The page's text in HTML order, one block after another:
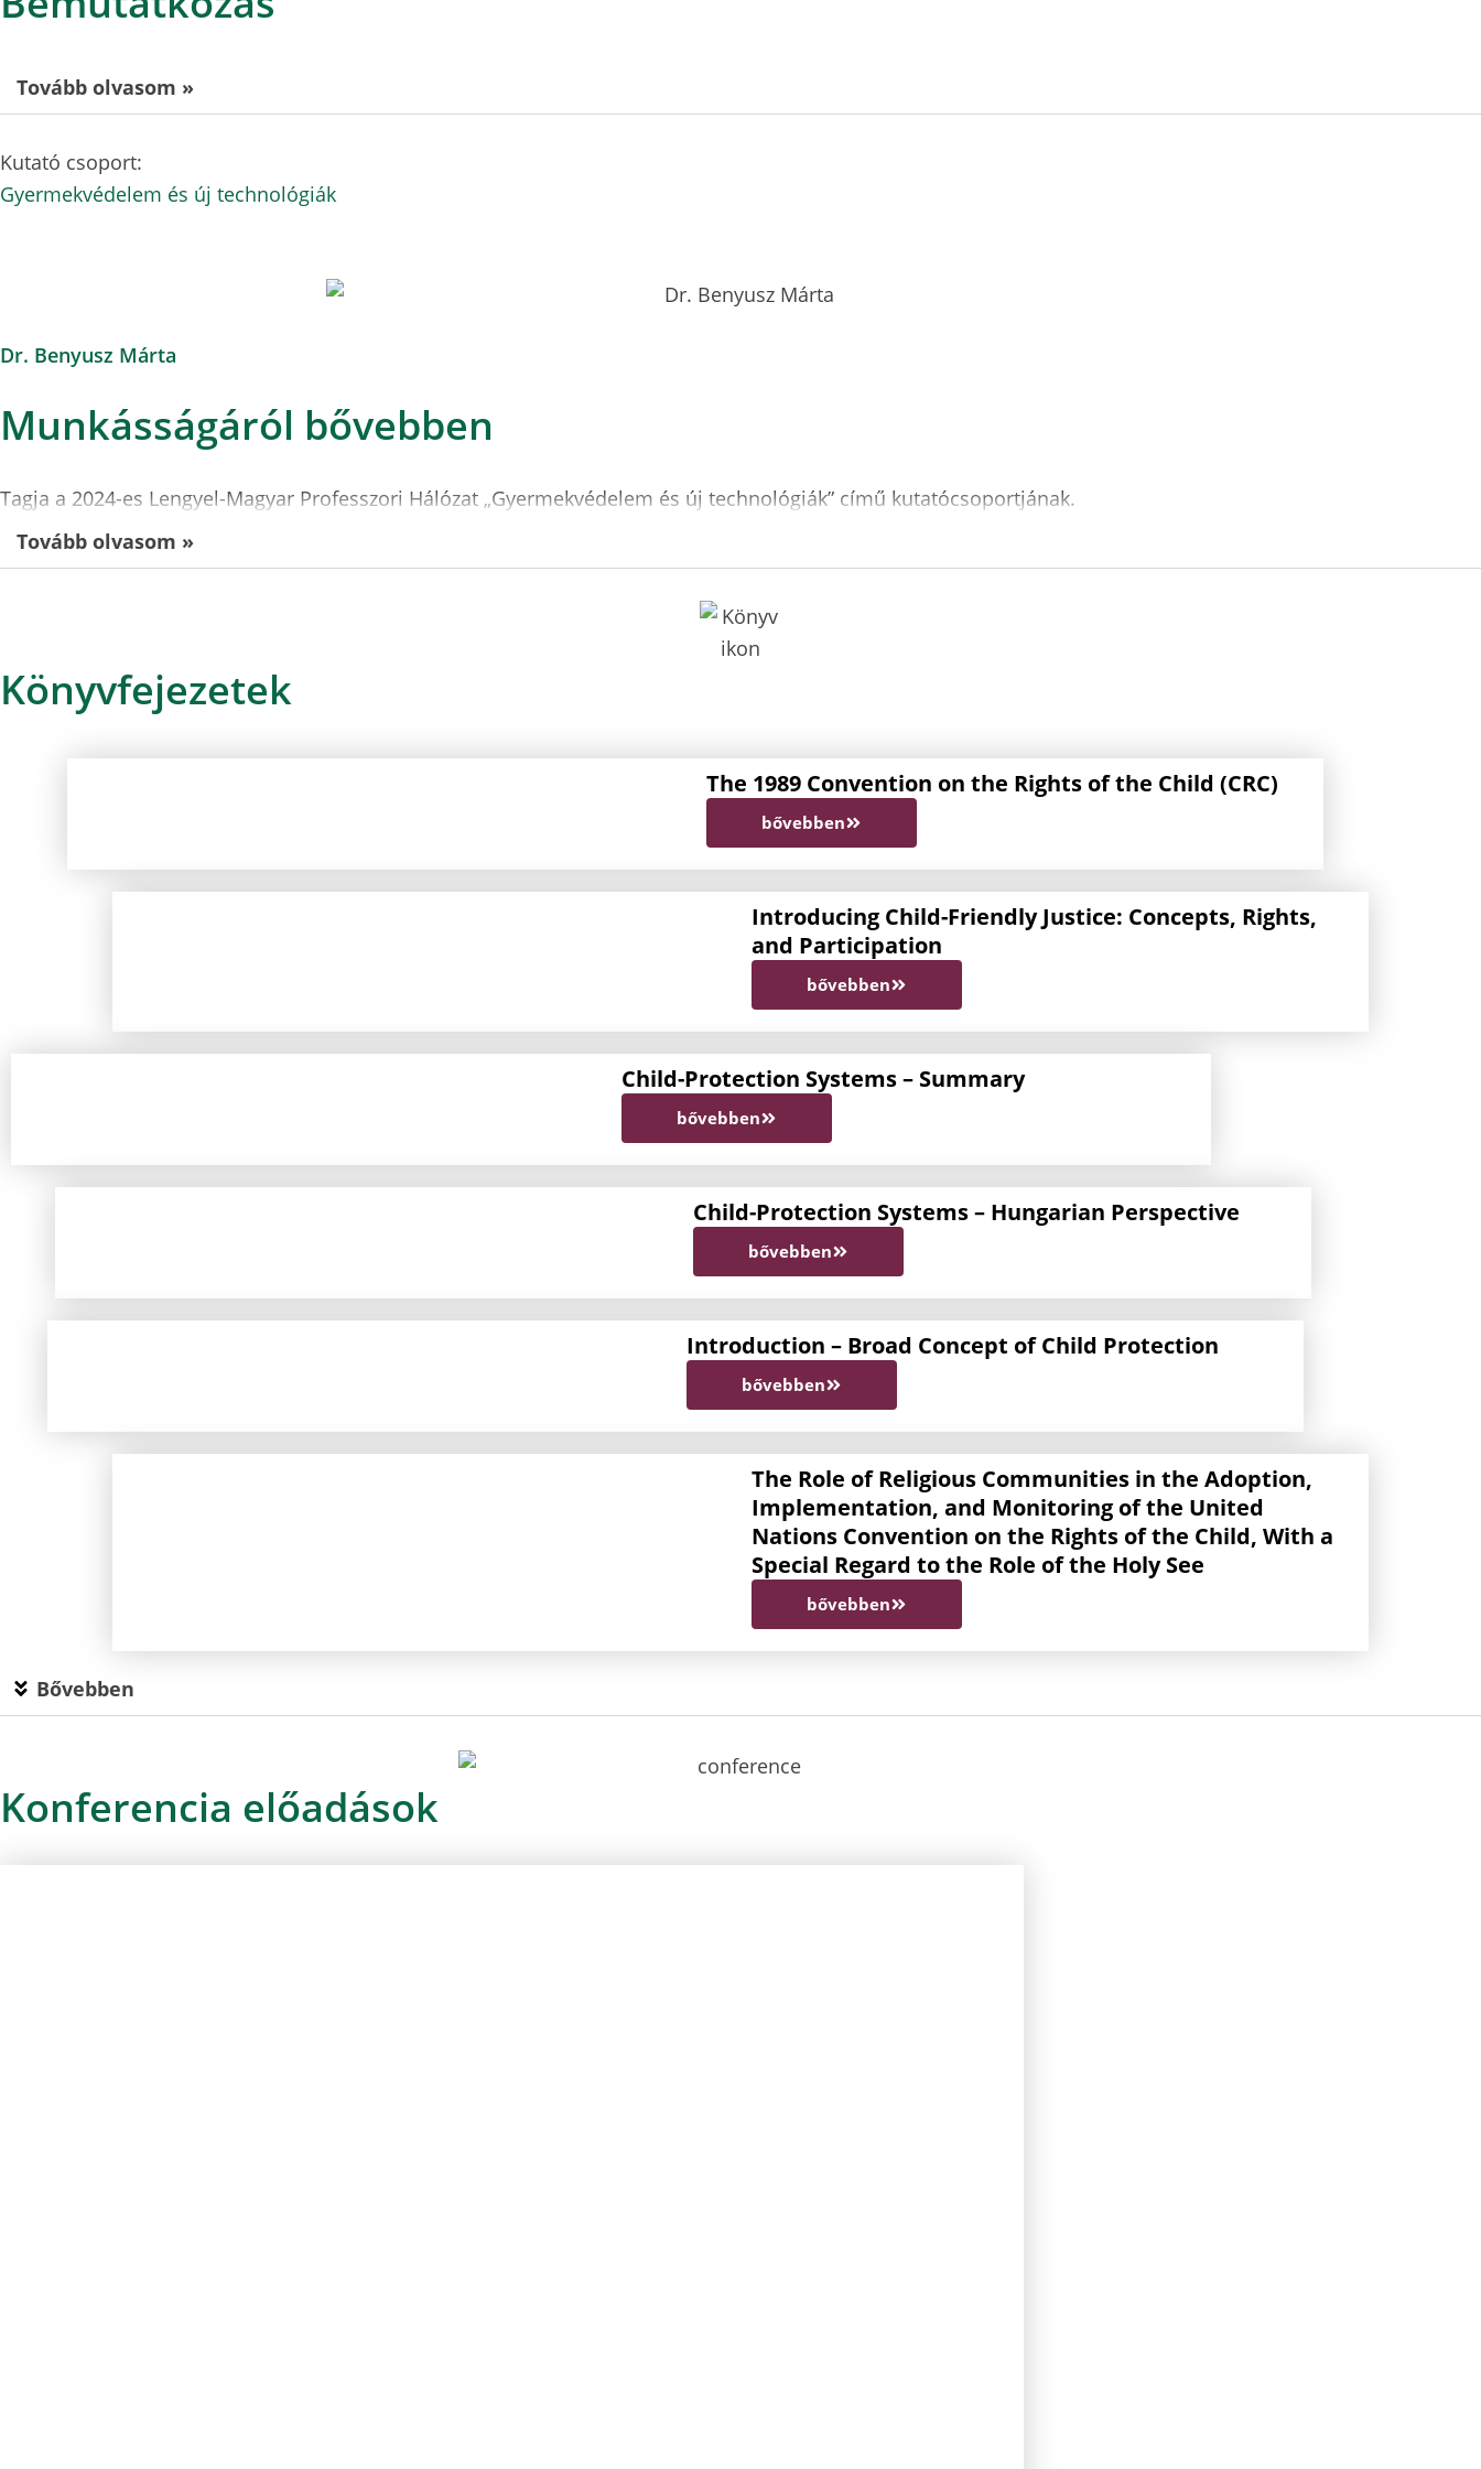
Tovább olvasom »
Kutató csoport:
Gyermekvédelem és új technológiák
Dr. Benyusz Márta
Munkásságáról bővebben
Tagja a 2024-es Lengyel-Magyar Professzori Hálózat „Gyermekvédelem és új technológiák” című kutatócsoportjának.
Tovább olvasom »
Könyvfejezetek
The 1989 Convention on the Rights of the Child (CRC)
bővebben
Introducing Child-Friendly Justice: Concepts, Rights,
and Participation
bővebben
Child-Protection Systems – Summary
bővebben
Child-Protection Systems – Hungarian Perspective
bővebben
Introduction – Broad Concept of Child Protection
bővebben
The Role of Religious Communities in the Adoption,
Implementation, and Monitoring of the United
Nations Convention on the Rights of the Child, With a
Special Regard to the Role of the Holy See
bővebben
Bővebben
Konferencia előadások